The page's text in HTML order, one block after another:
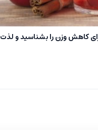
کاهش وزن را بشناسید و لذت